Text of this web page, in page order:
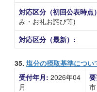
対応区分（初回公表時
み・お礼お詫び等)
対応区分（最新）:
35. 塩分の摂取基準につい
受付年月: 2026年04
月
市